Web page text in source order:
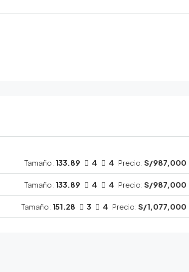
Tamaño: 133.89 4 4 Precio: S/987,000
Tamaño: 133.89 4 4 Precio: S/987,000
Tamaño: 151.28 3 4 Precio: S/1,077,000